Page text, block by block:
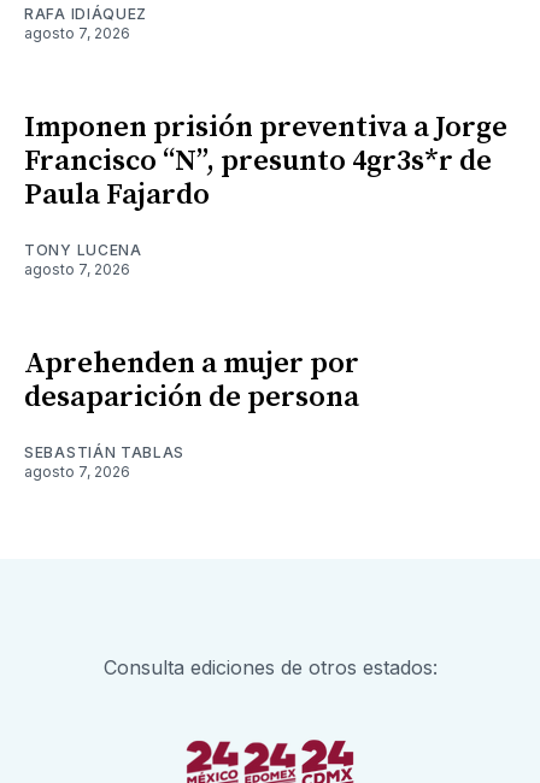
RAFA IDIÁQUEZ
agosto 7, 2026
Imponen prisión preventiva a Jorge
Francisco “N”, presunto 4gr3s*r de
Paula Fajardo
TONY LUCENA
agosto 7, 2026
Aprehenden a mujer por
desaparición de persona
SEBASTIÁN TABLAS
agosto 7, 2026
Consulta ediciones de otros estados: